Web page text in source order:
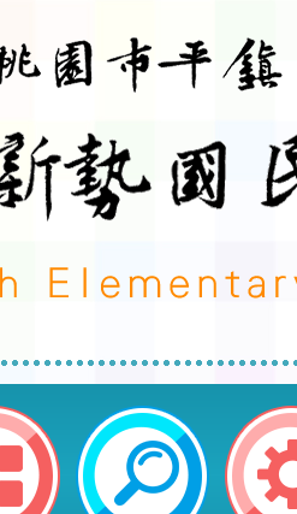
民中小學「海洋
區新勢國民小學